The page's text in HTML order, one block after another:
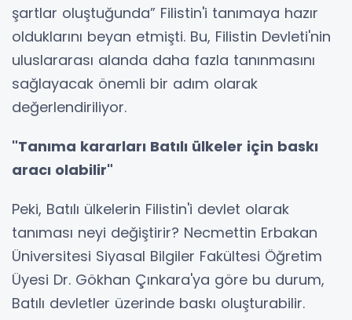
şartlar oluştuğunda” Filistin'i tanımaya hazır
olduklarını beyan etmişti. Bu, Filistin Devleti'nin
uluslararası alanda daha fazla tanınmasını
sağlayacak önemli bir adım olarak
değerlendiriliyor.
"Tanıma kararları Batılı ülkeler için baskı
aracı olabilir"
Peki, Batılı ülkelerin Filistin'i devlet olarak
tanıması neyi değiştirir? Necmettin Erbakan
Üniversitesi Siyasal Bilgiler Fakültesi Öğretim
Üyesi Dr. Gökhan Çınkara'ya göre bu durum,
Batılı devletler üzerinde baskı oluşturabilir.